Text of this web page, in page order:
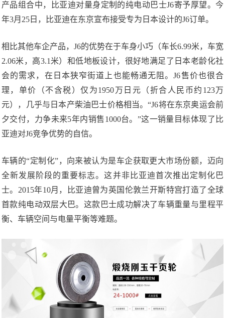
产品组合中，比亚迪对量身定制的纯电动巴士J6寄予厚望。今
年3月25日，比亚迪在东京宣布接受专为日本设计的J6订单。
相比其他车企产品，J6的优势在于车身小巧（车长6.99米，车宽
2.06米，高3.1米）和低地板设计，很好地满足了日本老龄化社
会的需求，在日本狭窄街道上也能畅通无阻。J6售价也很合
理，单价（不含税）仅为1950万日元（折合人民币约123万
元），几乎与日本产柴油巴士价格相当。“J6将在东京奥运会前
夕交付，力争未来5年内销售1000台。”这一销量目标体现了比
亚迪对J6竞争优势的自信。
车辆的“定制化”，向来被认为是车企获取更大市场份额，迈向
全新发展阶段的重要标志。这并非比亚迪首次推出定制化巴
士。2015年10月，比亚迪曾为英国伦敦兰开斯特宫打造了全球
首款纯电动双层大巴。这款巴士成功解决了车辆重量与里程平
衡、车辆空间与电量平衡等难题。